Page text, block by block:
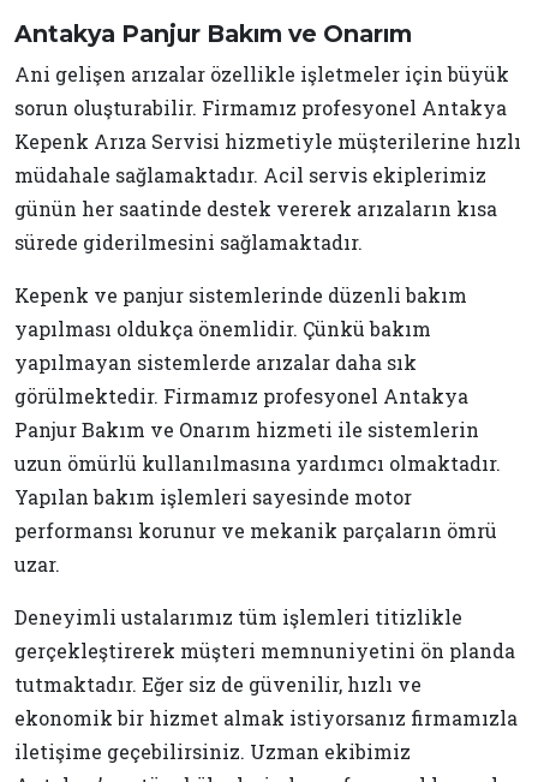
Antakya Panjur Bakım ve Onarım
Ani gelişen arızalar özellikle işletmeler için büyük
sorun oluşturabilir. Firmamız profesyonel Antakya
Kepenk Arıza Servisi hizmetiyle müşterilerine hızlı
müdahale sağlamaktadır. Acil servis ekiplerimiz
günün her saatinde destek vererek arızaların kısa
sürede giderilmesini sağlamaktadır.
Kepenk ve panjur sistemlerinde düzenli bakım
yapılması oldukça önemlidir. Çünkü bakım
yapılmayan sistemlerde arızalar daha sık
görülmektedir. Firmamız profesyonel Antakya
Panjur Bakım ve Onarım hizmeti ile sistemlerin
uzun ömürlü kullanılmasına yardımcı olmaktadır.
Yapılan bakım işlemleri sayesinde motor
performansı korunur ve mekanik parçaların ömrü
uzar.
Deneyimli ustalarımız tüm işlemleri titizlikle
gerçekleştirerek müşteri memnuniyetini ön planda
tutmaktadır. Eğer siz de güvenilir, hızlı ve
ekonomik bir hizmet almak istiyorsanız firmamızla
iletişime geçebilirsiniz. Uzman ekibimiz